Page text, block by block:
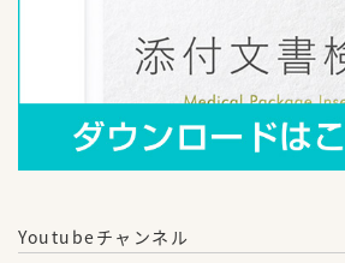
Youtubeチャンネル